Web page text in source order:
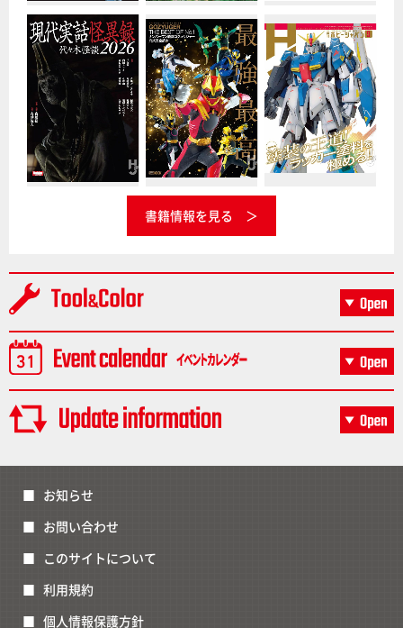
書籍情報を見る
お知らせ
お問い合わせ
このサイトについて
利用規約
個人情報保護方針